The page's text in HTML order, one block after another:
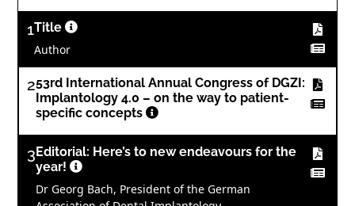
1Title
Author
253rd International Annual Congress of DGZI:
Implantology 4.0 – on the way to patient-
specific concepts
3 Editorial: Here’s to new endeavours for the
year!
Dr Georg Bach, President of the German